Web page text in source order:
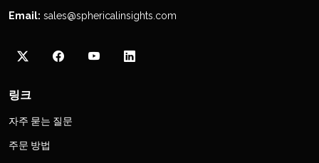
Email: sales@sphericalinsights.com
링크
자주 묻는 질문
주문 방법